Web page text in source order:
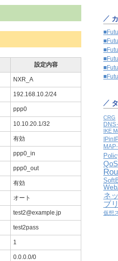
設定内容
NXR_A
192.168.10.2/24
ppp0
10.10.20.1/32
有効
ppp0_in
ppp0_out
有効
オート
test2@example.jp
test2pass
1
0.0.0.0/0
CRG
DNS
IKE
QoS
ネ
ブ
仮想